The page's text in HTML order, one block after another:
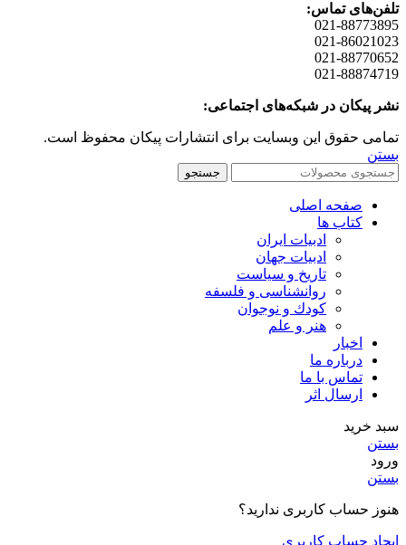
تلفن‌های تماس:
021-88773895
021-86021023
021-88770652
021-88874719
نشر پیکان در شبکه‌های اجتماعی:
تمامی حقوق این وبسایت برای انتشارات پیکان محفوظ است.
بستن
جستجو
صفحه اصلی
کتاب ها
ادبیات ایران
ادبیات جهان
تاریخ و سیاست
روانشناسی و فلسفه
کودك و نوجوان
هنر و علم
اخبار
درباره ما
تماس با ما
ارسال اثر
سبد خرید
بستن
ورود
بستن
هنوز حساب کاربری ندارید؟
ایجاد حساب کاربری